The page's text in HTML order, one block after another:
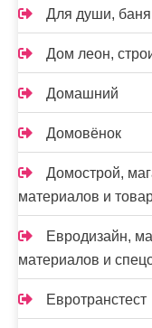
Для души, баня
Дом леон,
Домашний
Домовёнок
Домострой,
материалов и
Евродизайн,
материалов и
Евротранстест